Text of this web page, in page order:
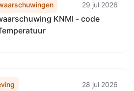
29 jul 2026
KNMI - code
28 jul 2026